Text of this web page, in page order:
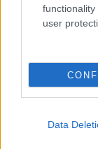
user
Data
ΔΕΗ: